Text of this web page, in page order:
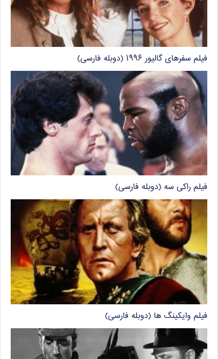
فیلم سفرهای گالیور ۱۹۹۶ (دوبله فارسی)
فیلم راکی سه (دوبله فارسی)
فیلم وایکینگ ها (دوبله فارسی)